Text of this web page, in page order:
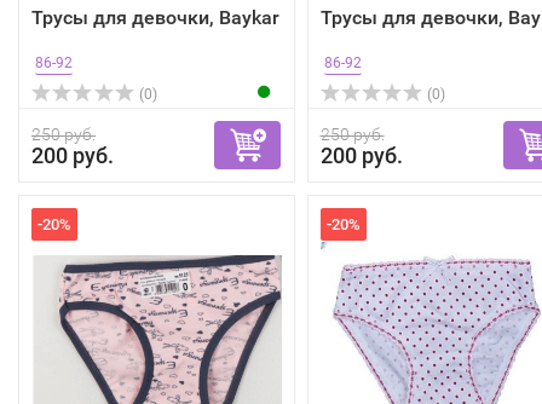
Трусы для девочки, Baykar
86-92
(0)
250 руб.
200 руб.
Трусы для девочки,
86-92
(0)
250 руб.
200 руб.
-20% -20%